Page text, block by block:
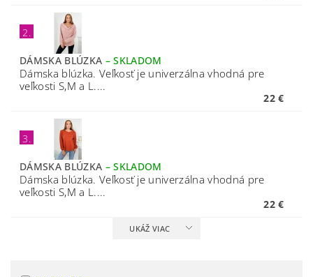
2.
DÁMSKA BLÚZKA –SKLADOM
Dámska blúzka. Veľkosť je univerzálna vhodná pre
veľkosti S,M a L....
22 €
3.
DÁMSKA BLÚZKA –SKLADOM
Dámska blúzka. Veľkosť je univerzálna vhodná pre
veľkosti S,M a L....
22 €
UKÁŽ VIAC